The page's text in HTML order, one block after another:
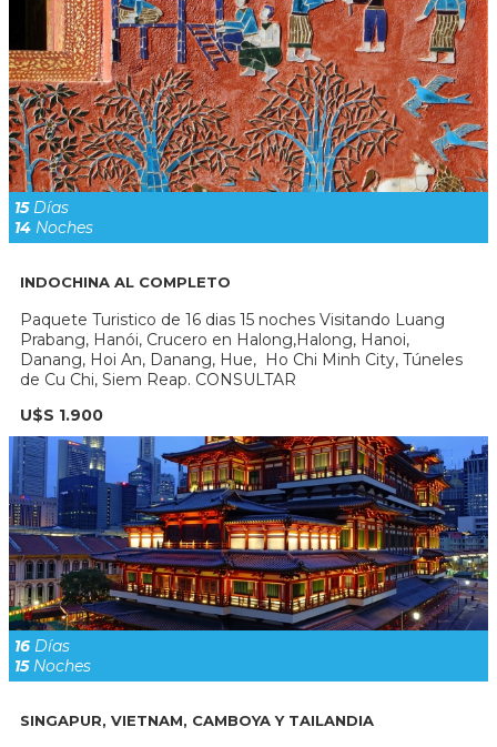
15Días
14 Noches
INDOCHINA AL COMPLETO
Paquete Turistico de 16 dias 15 noches Visitando Luang
Prabang, Hanói, Crucero en Halong,Halong, Hanoi,
Danang, Hoi An, Danang, Hue, Ho Chi Minh City, Túneles
de Cu Chi, Siem Reap. CONSULTAR
U$S 1.900
16 Días
15Noches
SINGAPUR, VIETNAM, CAMBOYA Y TAILANDIA